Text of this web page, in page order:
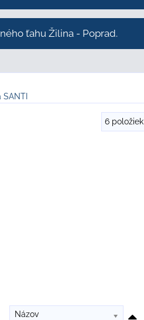
ťahu Žilina - Poprad.
6 položiek
Názov